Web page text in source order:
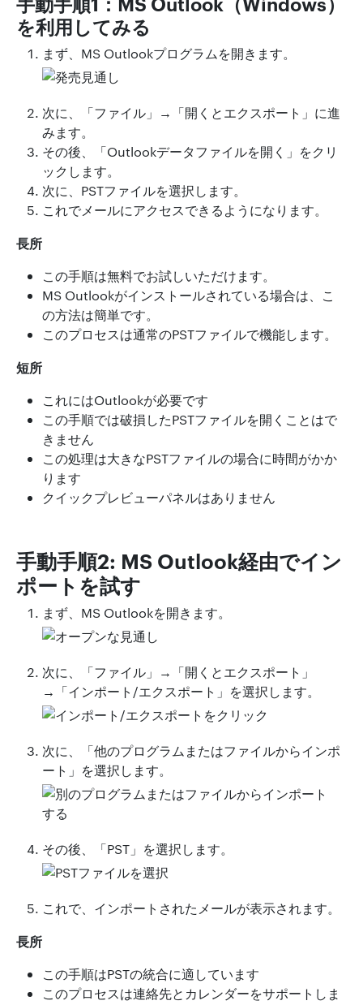
を利用してみる
まず、MS Outlookプログラムを開きます。
次に、「ファイル」→「開くとエクスポート」に進
みます。
その後、「Outlookデータファイルを開く」をクリ
ックします。
次に、PSTファイルを選択します。
これでメールにアクセスできるようになります。
長所
この手順は無料でお試しいただけます。
MS Outlookがインストールされている場合は、こ
の方法は簡単です。
このプロセスは通常のPSTファイルで機能します。
短所
これにはOutlookが必要です
この手順では破損したPSTファイルを開くことはで
きません
この処理は大きなPSTファイルの場合に時間がかか
ります
クイックプレビューパネルはありません
手動手順2: MS Outlook経由でイン
ポートを試す
まず、MS Outlookを開きます。
次に、「ファイル」→「開くとエクスポート」
→「インポート/エクスポート」を選択します。
次に、「他のプログラムまたはファイルからインポ
ート」を選択します。
その後、「PST」を選択します。
これで、インポートされたメールが表示されます。
長所
この手順はPSTの統合に適しています
このプロセスは連絡先とカレンダーをサポートしま